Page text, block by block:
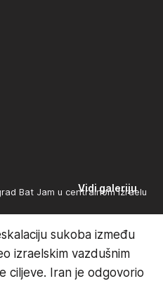
Vidi galeriju
Bat Jam u centralnom Izraelu
sukoba između
izraelskim vazdušnim
ciljeve. Iran je odgovorio